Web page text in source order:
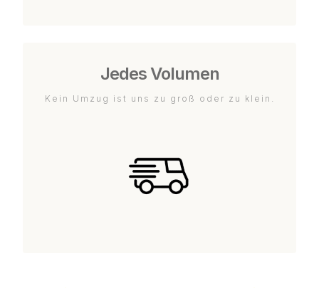
Jedes Volumen
Kein Umzug ist uns zu groß oder zu klein.